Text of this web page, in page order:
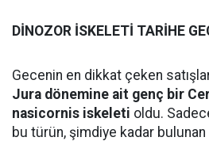
DİNOZOR İSKELETİ TARİHE
Gecenin en dikkat çeken
Jura dönemine ait genç bir
nasicornis iskeleti oldu.
bu türün, şimdiye kadar bulunan